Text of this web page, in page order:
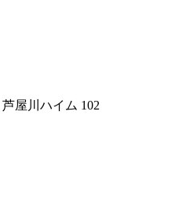
芦屋川ハイム 102